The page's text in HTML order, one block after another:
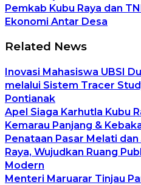
Pemkab Kubu Raya dan
Ekonomi Antar Desa
Related News
Inovasi Mahasiswa UBSI
melalui Sistem Tracer
Pontianak
Apel Siaga Karhutla Kubu
Kemarau Panjang &
Penataan Pasar Melati
Raya, Wujudkan Ruang
Modern
Menteri Maruarar Tinjau